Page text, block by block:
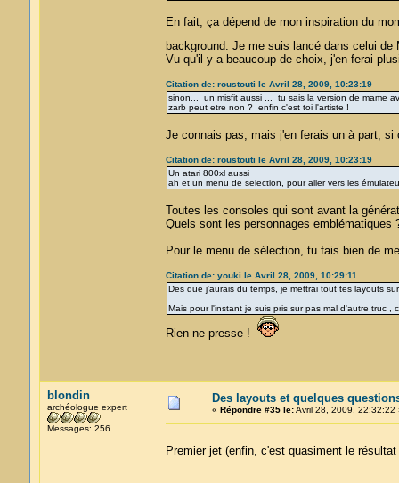
En fait, ça dépend de mon inspiration du
background. Je me suis lancé dans celui
Vu qu'il y a beaucoup de choix, j'en ferai
Citation de: roustouti le Avril 28, 2009, 10:23:19
sinon... un misfit aussi ... tu sais la version de mame
zarb peut etre non ? enfin c'est toi l'artiste !
Je connais pas, mais j'en ferais un à part,
Citation de: roustouti le Avril 28, 2009, 10:23:19
Un atari 800xl aussi
ah et un menu de selection, pour aller vers les
Toutes les consoles qui sont avant la
Quels sont les personnages
Pour le menu de sélection, tu fais bien de
Citation de: youki le Avril 28, 2009, 10:29:11
Des que j'aurais du temps, je mettrai tout tes layouts
Mais pour l'instant je suis pris sur pas mal d'autre truc ,
Rien ne presse !
blondin
archéologue expert
Messages: 256
Des layouts et quelques
« Répondre #35 le:Avril 28, 2009, 22:32:22
Premier jet (enfin, c'est quasiment le